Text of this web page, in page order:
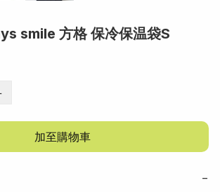
smile 方格 保冷保温袋S
加至購物車
−